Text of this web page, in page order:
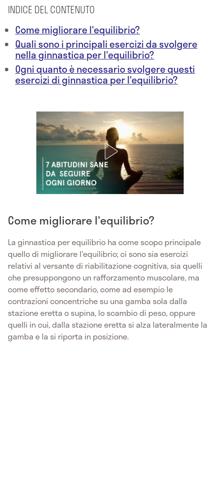
INDICE DEL CONTENUTO
Come migliorare l'equilibrio?
Quali sono i principali esercizi da svolgere
nella ginnastica per l'equilibrio?
Ogni quanto è necessario svolgere questi
esercizi di ginnastica per l'equilibrio?
Come migliorare l'equilibrio?
La ginnastica per equilibrio ha come scopo principale
quello di migliorare l'equilibrio; ci sono sia esercizi
relativi al versante di riabilitazione cognitiva, sia quelli
che presuppongono un rafforzamento muscolare, ma
come effetto secondario, come ad esempio le
contrazioni concentriche su una gamba sola dalla
stazione eretta o supina, lo scambio di peso, oppure
quelli in cui, dalla stazione eretta si alza lateralmente la
gamba e la si riporta in posizione.